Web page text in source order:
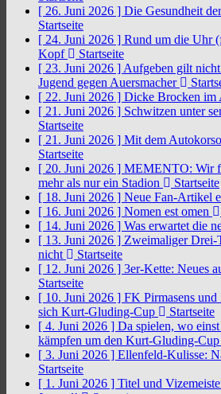
[ 26. Juni 2026 ] Die Gesundheit
Startseite
[ 24. Juni 2026 ] Rund um die Uhr
Kopf
Startseite
[ 23. Juni 2026 ] Aufgeben gilt
Jugend gegen Auersmacher
[ 22. Juni 2026 ] Dicke Brocken im
[ 21. Juni 2026 ] Schwitzen unter
Startseite
[ 21. Juni 2026 ] Mit dem
Startseite
[ 20. Juni 2026 ] MEMENTO: Wir
mehr als nur ein Stadion
Startseite
[ 18. Juni 2026 ] Neue Fan-Artikel
[ 16. Juni 2026 ] Nomen est omen
[ 14. Juni 2026 ] Was erwartet die
[ 13. Juni 2026 ] Zweimaliger Drei-
nicht
Startseite
[ 12. Juni 2026 ] 3er-Kette: Neues
Startseite
[ 10. Juni 2026 ] FK Pirmasens und
sich Kurt-Gluding-Cup
Startseite
[ 4. Juni 2026 ] Da spielen, wo
kämpfen um den Kurt-Gluding-Cup
[ 3. Juni 2026 ] Ellenfeld-Kulisse:
Startseite
[ 1. Juni 2026 ] Titel und